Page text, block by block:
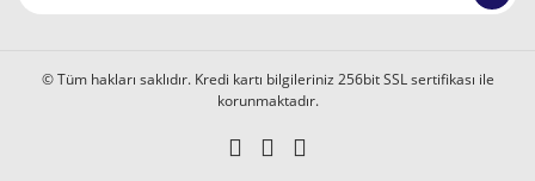
© Tüm hakları saklıdır. Kredi kartı bilgileriniz 256bit SSL sertifikası ile
korunmaktadır.